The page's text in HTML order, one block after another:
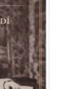
por la
pero una
un
compleja
y si vivían
voz y en
un legado al
con
no